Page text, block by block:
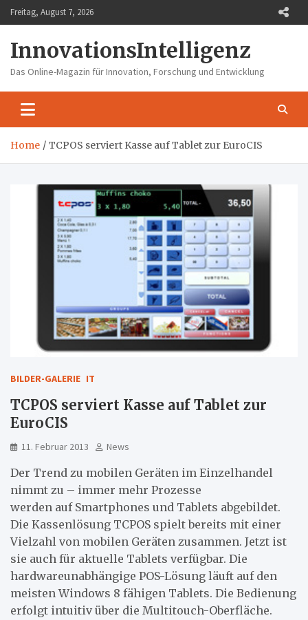
Skip
to
Freitag, August 7, 2026
InnovationsIntelligenz
Das Online-Magazin für Innovation, Forschung und Entwicklung
Home TCPOS serviert Kasse auf Tablet zur EuroCIS
BILDER-GALERIE IT
TCPOS serviert Kasse auf Tablet zur
EuroCIS
11. Februar 2013 News
Der Trend zu mobilen Geräten im Einzelhandel
nimmt zu – immer mehr Prozesse
werden auf Smartphones und Tablets abgebildet.
Die Kassenlösung TCPOS spielt bereits mit einer
Vielzahl von mobilen Geräten zusammen. Jetzt ist
sie auch für aktuelle Tablets verfügbar. Die
hardwareunabhängige POS-Lösung läuft auf den
meisten Windows 8 fähigen Tablets. Die Bedienung
erfolgt intuitiv über die Multitouch-Oberfläche.